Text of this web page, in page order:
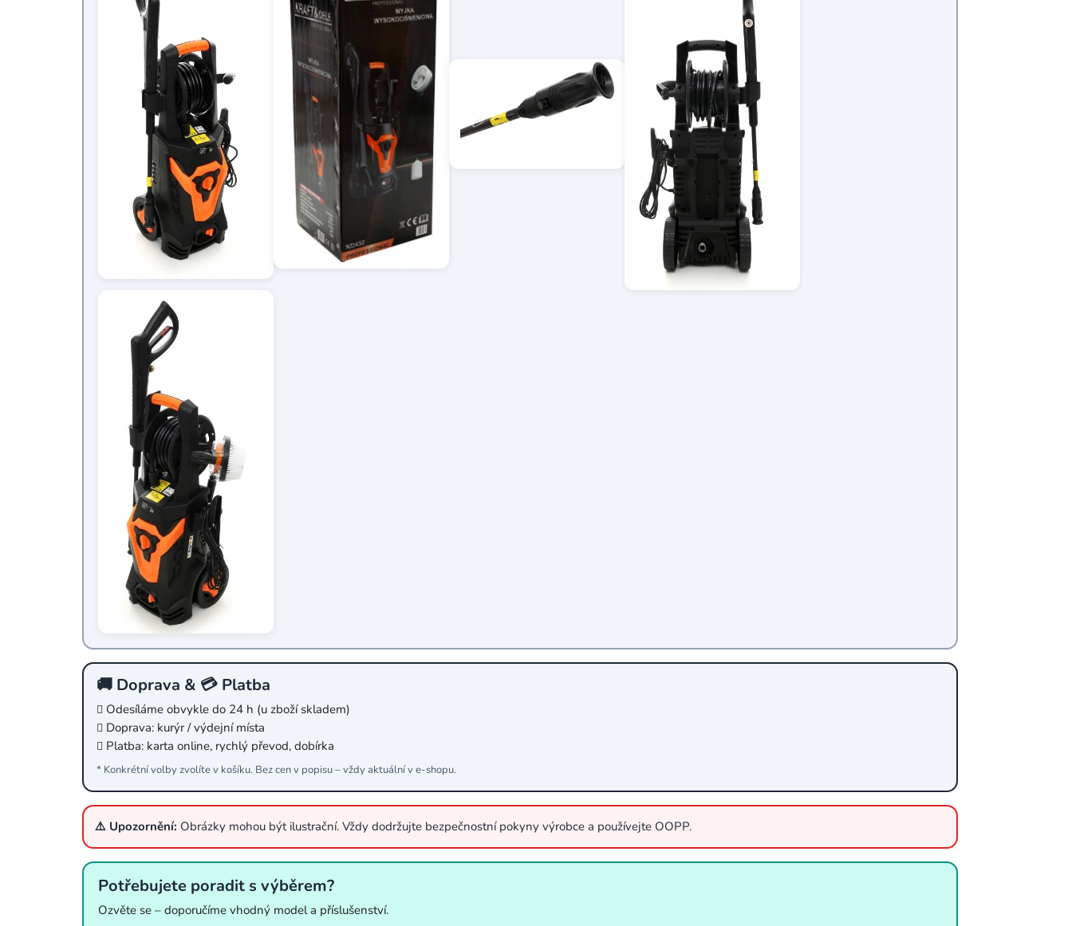
🚚 Doprava & 💳 Platba
Odesíláme obvykle do 24 h (u zboží skladem)
Doprava: kurýr / výdejní místa
Platba: karta online, rychlý převod, dobírka
* Konkrétní volby zvolíte v košíku. Bez cen v popisu – vždy aktuální v e‑shopu.
⚠️ Upozornění: Obrázky mohou být ilustrační. Vždy dodržujte bezpečnostní pokyny výrobce a používejte OOPP.
Potřebujete poradit s výběrem?
Ozvěte se – doporučíme vhodný model a příslušenství.